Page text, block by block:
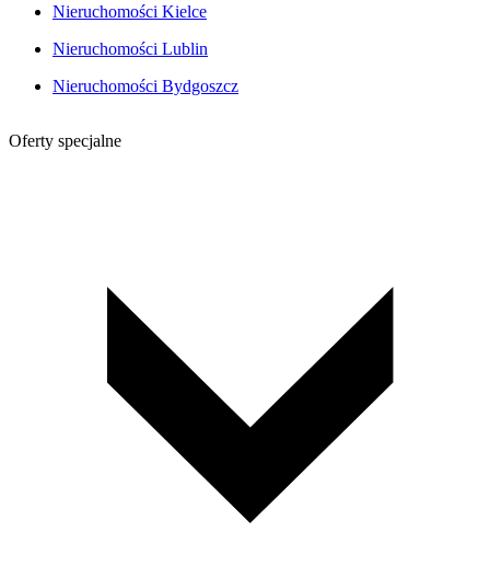
Nieruchomości Kielce
Nieruchomości Lublin
Nieruchomości Bydgoszcz
Oferty specjalne